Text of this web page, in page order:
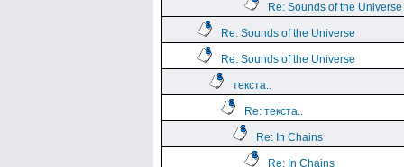
Re: Sounds of the Universe
Re: Sounds of the Universe
Re: Sounds of the Universe
текста..
Re: текста..
Re: In Chains
Re: In Chains